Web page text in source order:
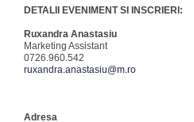
DETALII EVENIMENT SI INSCRIERI:
Ruxandra Anastasiu
Marketing Assistant
0726.960.542
ruxandra.anastasiu@m.ro
Adresa